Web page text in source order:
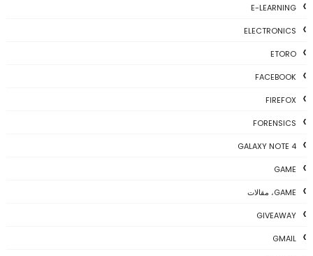
E-LEARNING
ELECTRONICS
ETORO
FACEBOOK
FIREFOX
FORENSICS
GALAXY NOTE 4
GAME
GAME، مقالات
GIVEAWAY
GMAIL